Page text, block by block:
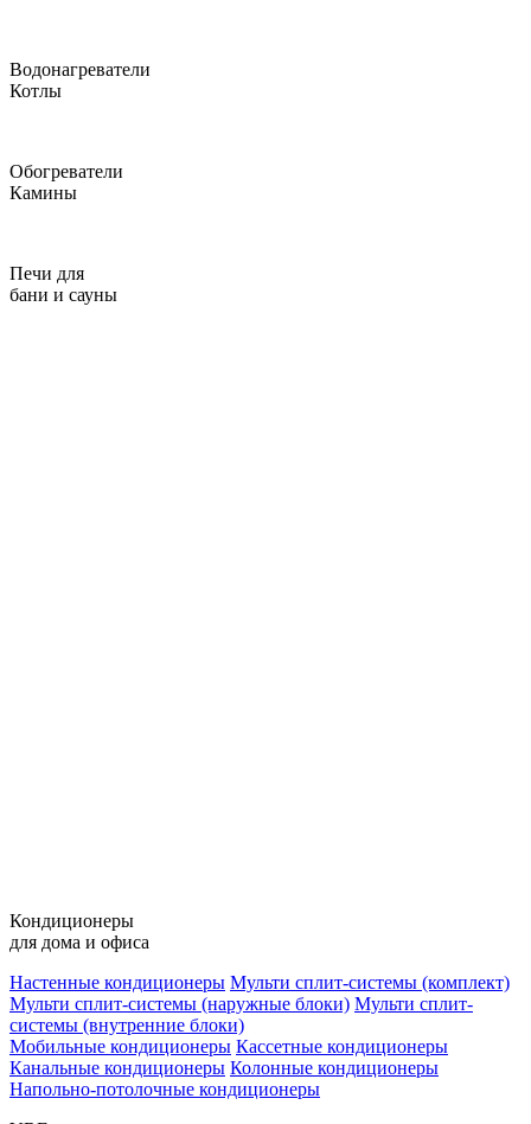
Водонагреватели
Котлы
Обогреватели
Камины
Печи для
бани и сауны
Кондиционеры
для дома и офиса
Настенные кондиционеры Мульти сплит-системы (комплект)
Мульти сплит-системы (наружные блоки) Мульти сплит-
системы (внутренние блоки)
Мобильные кондиционеры Кассетные кондиционеры
Канальные кондиционеры Колонные кондиционеры
Напольно-потолочные кондиционеры